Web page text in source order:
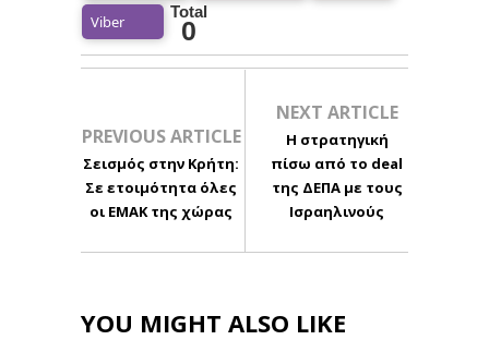
Viber
Total
0
PREVIOUS ARTICLE
Σεισμός στην Κρήτη:
Σε ετοιμότητα όλες
οι ΕΜΑΚ της χώρας
NEXT ARTICLE
Η στρατηγική
πίσω από το deal
της ΔΕΠΑ με τους
Ισραηλινούς
YOU MIGHT ALSO LIKE